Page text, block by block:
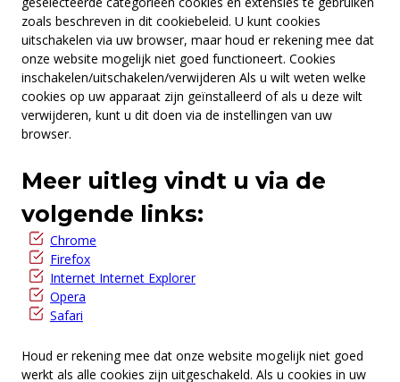
zoals beschreven in dit cookiebeleid. U kunt cookies
uitschakelen via uw browser, maar houd er rekening mee dat
onze website mogelijk niet goed functioneert. Cookies
inschakelen/uitschakelen/verwijderen Als u wilt weten welke
cookies op uw apparaat zijn geïnstalleerd of als u deze wilt
verwijderen, kunt u dit doen via de instellingen van uw
browser.
Meer uitleg vindt u via de
volgende links:
Chrome
Firefox
Internet Internet Explorer
Opera
Safari
Houd er rekening mee dat onze website mogelijk niet goed
werkt als alle cookies zijn uitgeschakeld. Als u cookies in uw